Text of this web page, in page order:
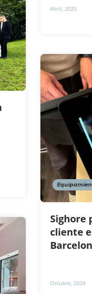
Abril, 2025
Sighore
cliente
Octubre, 2024